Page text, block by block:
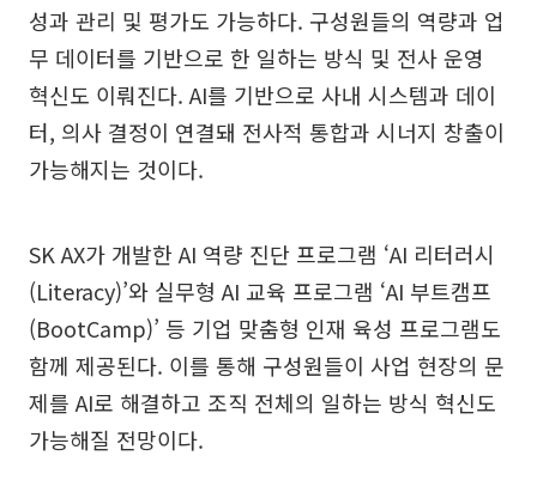
성과 관리 및 평가도 가능하다. 구성원들의 역량과 업
무 데이터를 기반으로 한 일하는 방식 및 전사 운영
혁신도 이뤄진다. AI를 기반으로 사내 시스템과 데이
터, 의사 결정이 연결돼 전사적 통합과 시너지 창출이
가능해지는 것이다.
SK AX가 개발한 AI 역량 진단 프로그램 ‘AI 리터러시
(Literacy)’와 실무형 AI 교육 프로그램 ‘AI 부트캠프
(BootCamp)’ 등 기업 맞춤형 인재 육성 프로그램도
함께 제공된다. 이를 통해 구성원들이 사업 현장의 문
제를 AI로 해결하고 조직 전체의 일하는 방식 혁신도
가능해질 전망이다.